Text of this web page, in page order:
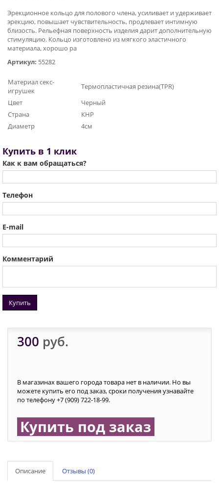
​Эрекционное кольцо для полового члена, усиливает и удерживает
эрекцию, повышает чувствительность, продлевает интимную
близость. Рельефная поверхность изделия дарит дополнительную
стимуляцию. Кольцо изготовлено из мягкого эластичного
материала, хорошо ра
Артикул: 55282
Материал секс-
игрушек
Термопластичная резина(TPR)
Цвет
Черный
Страна
КНР
Диаметр
4см
Купить в 1 клик
Как к вам обращаться?
Телефон
E-mail
Комментарий
Купить
300 руб.
В магазинах вашего города товара нет в наличии. Но вы
можете купить его под заказ, сроки получения узнавайте
по телефону +7 (909) 722-18-99.
Купить под заказ
Описание Отзывы (0)